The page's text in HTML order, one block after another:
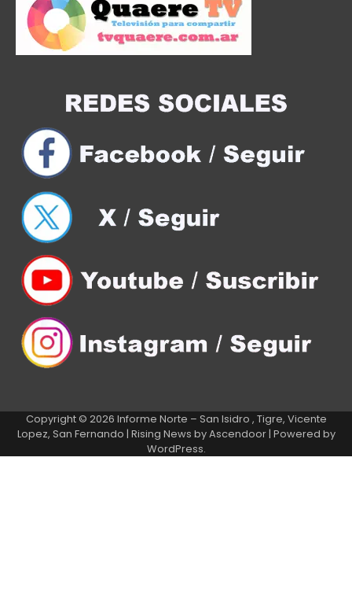
Copyright © 2026 Informe Norte – San Isidro , Tigre, Vicente
Lopez, San Fernando | Rising News byAscendoor| Powered by
WordPress.